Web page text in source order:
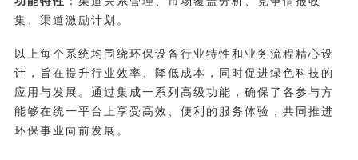
集、渠道激励计划。
以上每个系统均围绕环保设备行业特性和业务流程精心设
计，旨在提升行业效率、降低成本，同时促进绿色科技的
应用与发展。通过集成一系列高级功能，确保了各参与方
能够在统一平台上享受高效、便利的服务体验，共同推进
环保事业向前发展。